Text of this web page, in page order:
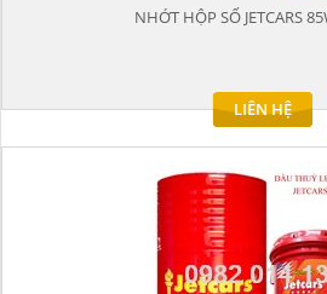
NHỚT HỘP SỐ JETCARS
LIÊN HỆ